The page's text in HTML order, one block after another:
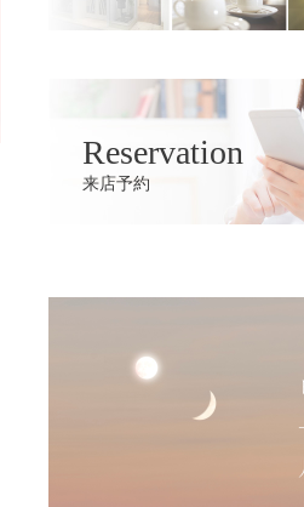
Reservation
来店予約